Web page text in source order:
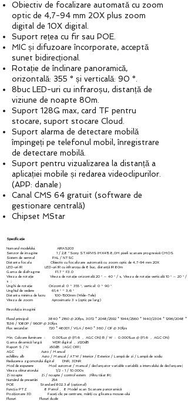
Obiectiv de focalizare automată cu zoom
optic de 4,7-94 mm 20X plus zoom
digital de 10X digital.
Suport rețea cu fir sau POE.
MIC și difuzoare încorporate, acceptă
sunet bidirecțional.
Rotație de înclinare panoramică,
orizontală: 355 ° și verticală: 90 °.
8buc LED-uri cu infraroșu, distanță de
viziune de noapte 80m.
Suport 128G max, card TF pentru
stocare, suport stocare Cloud.
Suport alarma de detectare mobilă
împingeți pe telefonul mobil, înregistrare
de detectare mobilă.
Suport pentru vizualizarea la distanță a
aplicației mobile și redarea videoclipurilor.
(APP: danale）
Canal CMS 64 gratuit (software de
gestionare centrală)
Chipset MStar
Specificație
Numarul modelului. AIRAS203
Senzor de imagine 1 / 2,8 ”Sony STARVIS IMX415 8,0M pixeli scanare progresivă CMOS
Sistem de semnal PAL / NTSC
Distanta focala Obiectiv cu focalizare automată cu zoom optic de 4,7-94 mm 20X
LED-uri IR LED-uri IR cu infraroșu de 8 buc, distanță IR 80m
Gama de diafragme F1.7 ~ F3.0
Viteza de rotație Viteza de rotație orizontală 20 ° ～ 40 ° / s, Viteza de rotație verticală 10 ° ～ 20 ° /
s ；
Unghi de rotație Orizontal: 0 ~ 355 °, vertical: 0 ~ 90 °
Unghiul de vedere 61,4 ° ~ 3,6 °
Distanta minima de lucru 100-1500mm (Wide-Tele)
Viteza de zoom Aproximativ 3 s (optic pe larg)
Rezoluția imaginii
Fluxul principal: 3840 * 2160 @ 20fps, 3072 * 2048/2592 * 1944/2560 * 1440/2304 * 1296/2048 *
1536 / 1080P / 960P @ 30fps
Flux secundar: 720 * 480D1 / VGA / 640 * 360 / CIF @ 30fps
Min. Culoare iluminare ： 0.001Lux @ (F1.6 ， AGC ON) B / W ： 0.0001Lux @ (F1.6 ， AGC ON)
Gama dinamică largă WDR digital ， ≥120dB
Raport S / N ≥50dB （AGC OFF）
AGC Auto / Manual
echilibru alb Auto / Manual / ATW / Interior / Exterior / Lampă de zi / Lampă de sodiu
Reducerea zgomotului digital DNR, 3DNR
Mod de expunere Mod automat / manual / declanșator variable variabilă a intervalului de declanșare）
Viteza obturatorului 1/2 - 1 / 10.000s
Zi noapte Zi / noapte / control extern （Filtru tăiat IR）
Numărul de presetări 254
POE Standard 802.3af (opțional)
Funcția PTZ 8 Patrol 、 8 Model scan Scanare panoramică
Poziționare 3D Faceți clic pe centrare, măriți cu glisarea mouse-ului
Fluxuri Fluxuri duale